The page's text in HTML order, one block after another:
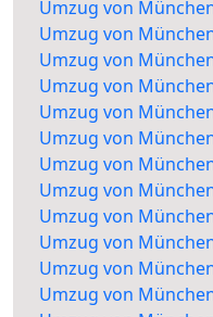
Umzug von
Umzug von
Umzug von
Umzug von
Umzug von
Umzug von
Umzug von
Umzug von
Umzug von
Umzug von
Umzug von
Umzug von